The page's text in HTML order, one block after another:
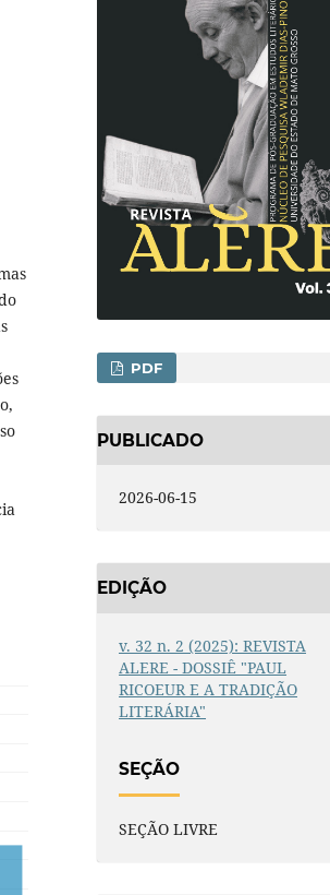
PDF
PUBLICADO
2026-06-15
EDIÇÃO
v. 32 n. 2 (2025): REVISTA
ALERE - DOSSIÊ "PAUL
RICOEUR E A TRADIÇÃO
LITERÁRIA"
SEÇÃO
SEÇÃO LIVRE